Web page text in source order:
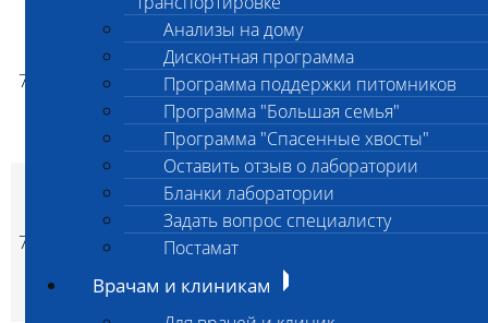
Анализы на дому
Дисконтная программа
Программа поддержки питомников
Программа "Большая семья"
Программа "Спасенные хвосты"
Оставить отзыв о лаборатории
Бланки лаборатории
Задать вопрос специалисту
Постамат
Врачам и клиникам
7008
Санитарно-
микробиологические
исследование
стерильных
лекарственных
средств
1 000p 1 000 p
7009
Санитарно-
микробиологические
исследование
нестерильных
лекарственных
средств